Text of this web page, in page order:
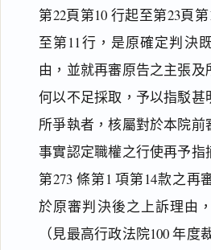
第22頁第10 行起至第23頁
至第11行，是原確定判決
由，並就再審原告之主張及
何以不足採取，予以指駁
所爭執者，核屬對於本院
事實認定職權之行使再予
第273 條第1 項第14款之再
於原審判決後之上訴理由
（見最高行政法院100 年度